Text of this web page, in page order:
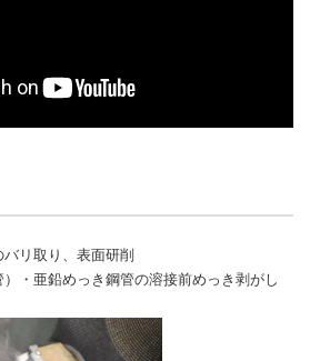
リ取り、表面研削
・亜鉛めっき鋼管の溶接前めっき剥がし